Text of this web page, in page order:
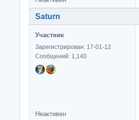
Saturn
Участник
Зарегистрирован: 17-01-12
Сообщений: 1,140
Неактивен